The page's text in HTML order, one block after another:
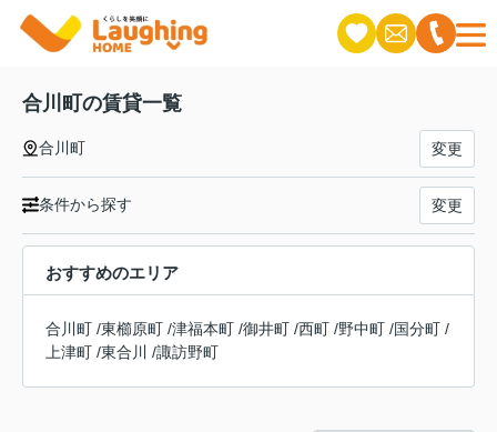
合川町の賃貸一覧
合川町 変更
条件から探す 変更
おすすめのエリア
合川町 /東櫛原町 /津福本町 /御井町 /西町 /野中町 /国分町 /
上津町 /東合川 /諏訪野町